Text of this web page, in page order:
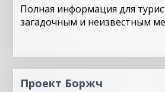
Полная информация для
загадочным и неизвестным
Проект Боржч